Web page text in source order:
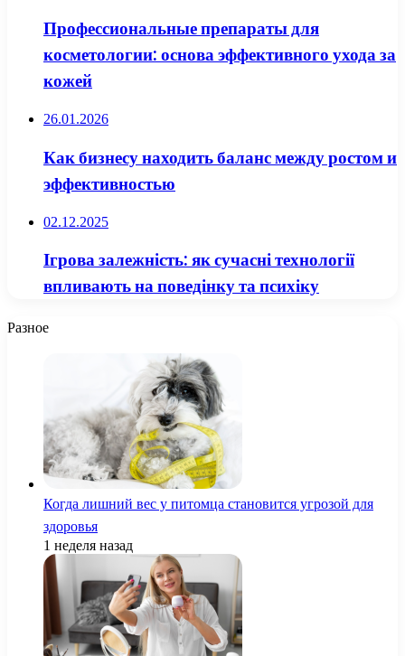
Профессиональные препараты для
косметологии: основа эффективного ухода за
кожей
26.01.2026
Как бизнесу находить баланс между ростом и
эффективностью
02.12.2025
Ігрова залежність: як сучасні технології
впливають на поведінку та психіку
Разное
Когда лишний вес у питомца становится угрозой для
здоровья
1 неделя назад